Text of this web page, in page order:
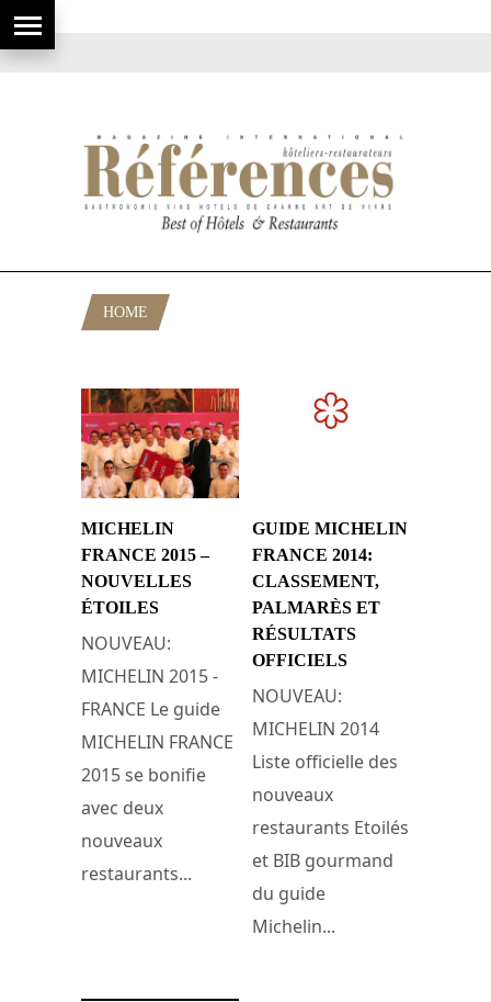
HOME
MICHELIN
FRANCE 2015 –
NOUVELLES
ÉTOILES
NOUVEAU:
MICHELIN 2015 -
FRANCE Le guide
MICHELIN FRANCE
2015 se bonifie
avec deux
nouveaux
restaurants...
GUIDE MICHELIN
FRANCE 2014:
CLASSEMENT,
PALMARÈS ET
RÉSULTATS
OFFICIELS
NOUVEAU:
MICHELIN 2014
Liste officielle des
nouveaux
restaurants Etoilés
et BIB gourmand
du guide
Michelin...